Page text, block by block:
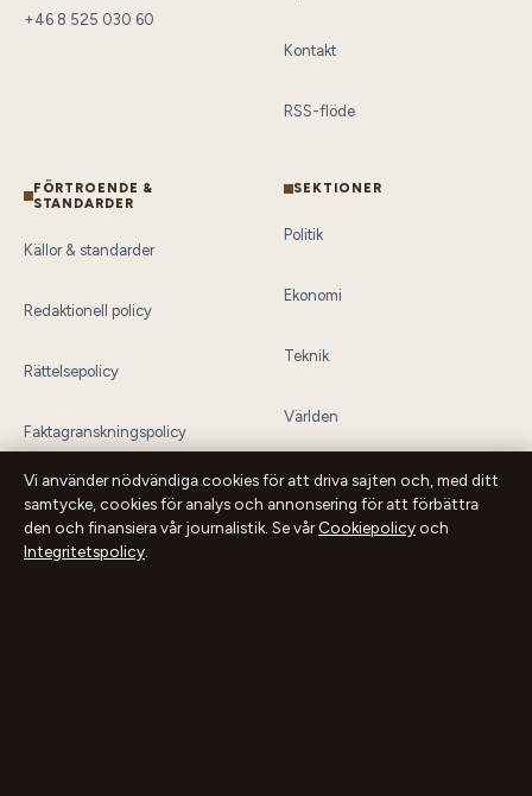
+46 8 525 030 60
Kontakt
RSS-flöde
FÖRTROENDE &
STANDARDER
Källor & standarder
Redaktionell policy
Rättelsepolicy
Faktagranskningspolicy
Ägande & finansiering
Integritetspolicy
SEKTIONER
Politik
Ekonomi
Teknik
Världen
Sport
Vi använder nödvändiga cookies för att driva sajten och, med ditt
samtycke, cookies för analys och annonsering för att förbättra
den och finansiera vår journalistik. Se vårCookiepolicyoch
Integritetspolicy